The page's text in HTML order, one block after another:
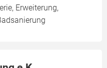
Erweiterung,